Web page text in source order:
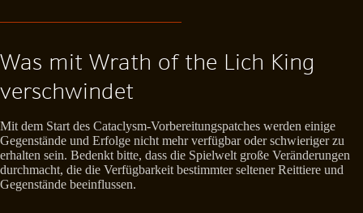
Was mit Wrath of the Lich King
verschwindet
Mit dem Start des Cataclysm-Vorbereitungspatches werden einige
Gegenstände und Erfolge nicht mehr verfügbar oder schwieriger zu
erhalten sein. Bedenkt bitte, dass die Spielwelt große Veränderungen
durchmacht, die die Verfügbarkeit bestimmter seltener Reittiere und
Gegenstände beeinflussen.